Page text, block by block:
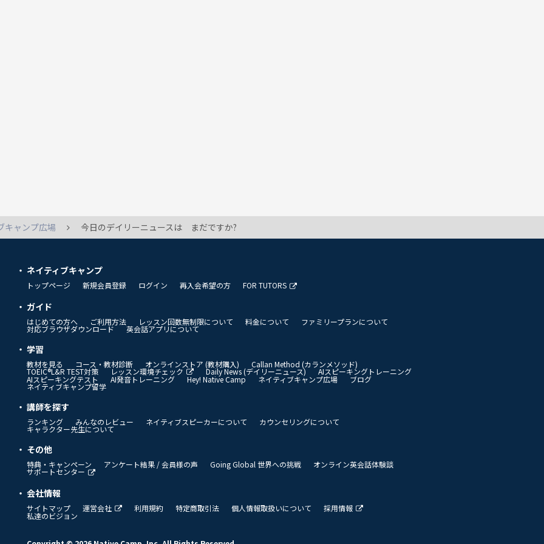
キャンプ広場 今日のデイリーニュースは まだですか?
ネイティブキャンプ
トップページ 新規会員登録 ログイン 再入会希望の方 FOR TUTORS
ガイド
はじめての方へ ご利用方法 レッスン回数無制限について 料金について ファミリープランについて
対応ブラウザダウンロード 英会話アプリについて
学習
教材を見る コース・教材診断 オンラインストア (教材購入) Callan Method (カランメソッド)
TOEIC®L&R TEST対策 レッスン環境チェック Daily News (デイリーニュース)
AIスピーキングトレーニング
AIスピーキングテスト
AI発音トレーニング Hey! Native Camp ネイティブキャンプ広場 ブログ
ネイティブキャンプ留学
講師を探す
ランキング みんなのレビュー ネイティブスピーカーについて カウンセリングについて
キャラクター先生について
その他
特典・キャンペーン アンケート結果 / 会員様の声 Going Global 世界への挑戦 オンライン英会話体験談
サポートセンター
会社情報
サイトマップ 運営会社 利用規約 特定商取引法 個人情報取扱いについて 採用情報
私達のビジョン